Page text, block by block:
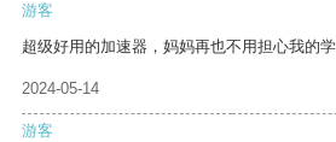
游客
超级好用的加速器，妈妈再也不用担心我的学
2024-05-14
游客